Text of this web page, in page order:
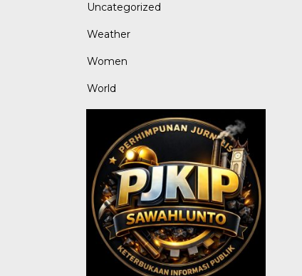
Uncategorized
Weather
Women
World